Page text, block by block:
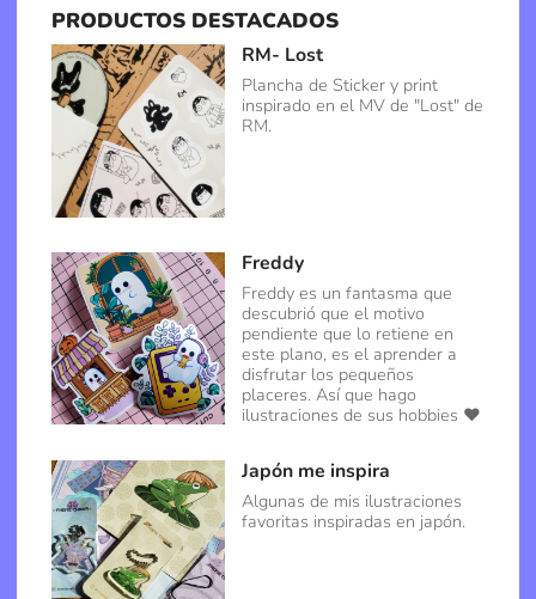
PRODUCTOS DESTACADOS
RM- Lost
Plancha de Sticker y print
inspirado en el MV de "Lost" de
RM.
Freddy
Freddy es un fantasma que
descubrió que el motivo
pendiente que lo retiene en
este plano, es el aprender a
disfrutar los pequeños
placeres. Así que hago
ilustraciones de sus hobbies ♥
Japón me inspira
Algunas de mis ilustraciones
favoritas inspiradas en japón.